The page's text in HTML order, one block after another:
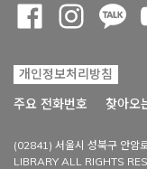
개인정보처리방침
주요 전화번호
찾아오
(02841) 서울시 성북구 안암
LIBRARY ALL RIGHTS
Opens a new
Opens